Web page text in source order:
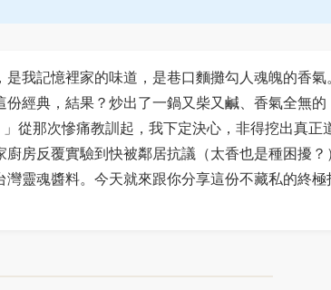
我記憶裡家的味道，是巷口麵攤勾人魂魄的香
經典，結果？炒出了一鍋又柴又鹹、香氣全無的
從那次慘痛教訓起，我下定決心，非得挖出真正
房反覆實驗到快被鄰居抗議（太香也是種困擾？
靈魂醬料。今天就來跟你分享這份不藏私的終